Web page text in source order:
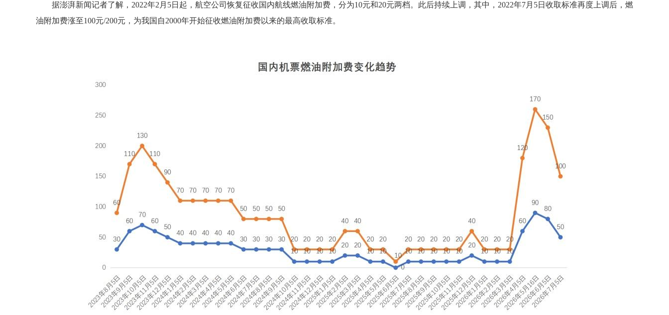
据澎湃新闻记者了解，2022年2月5日起，航空公司恢复征收国内航线燃油附加费，分为10元和20元两档。此后持续上调，其中，2022年7月5日收取标准再度上调后，燃
油附加费涨至100元/200元，为我国自2000年开始征收燃油附加费以来的最高收取标准。